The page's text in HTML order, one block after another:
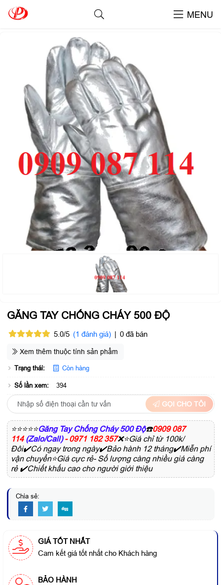
MENU
Găng Tay Chống Cháy 500 Độ
GĂNG TAY CHỐNG CHÁY 500 ĐỘ
5.0/5 (1 đánh giá) | 0 đã bán
Xem thêm thuộc tính sản phẩm
Trạng thái: Còn hàng
Số lần xem: 394
GỌI CHO TÔI
⭐⭐⭐⭐⭐Găng Tay Chống Cháy 500 Độ☎️0909 087
114 (Zalo/Call) - 0971 182 357❌⭐Giá chỉ từ 100k/
Đôi✔️Có ngay trong ngày✔️Bảo hành 12 tháng✔️Miễn phí
vận chuyển⭐Giá cực rẻ- Số lượng càng nhiều giá càng
rẻ ✔️Chiết khấu cao cho người giới thiệu
Chia sẻ:
GIÁ TỐT NHẤT
Cam kết giá tốt nhất cho Khách hàng
BẢO HÀNH